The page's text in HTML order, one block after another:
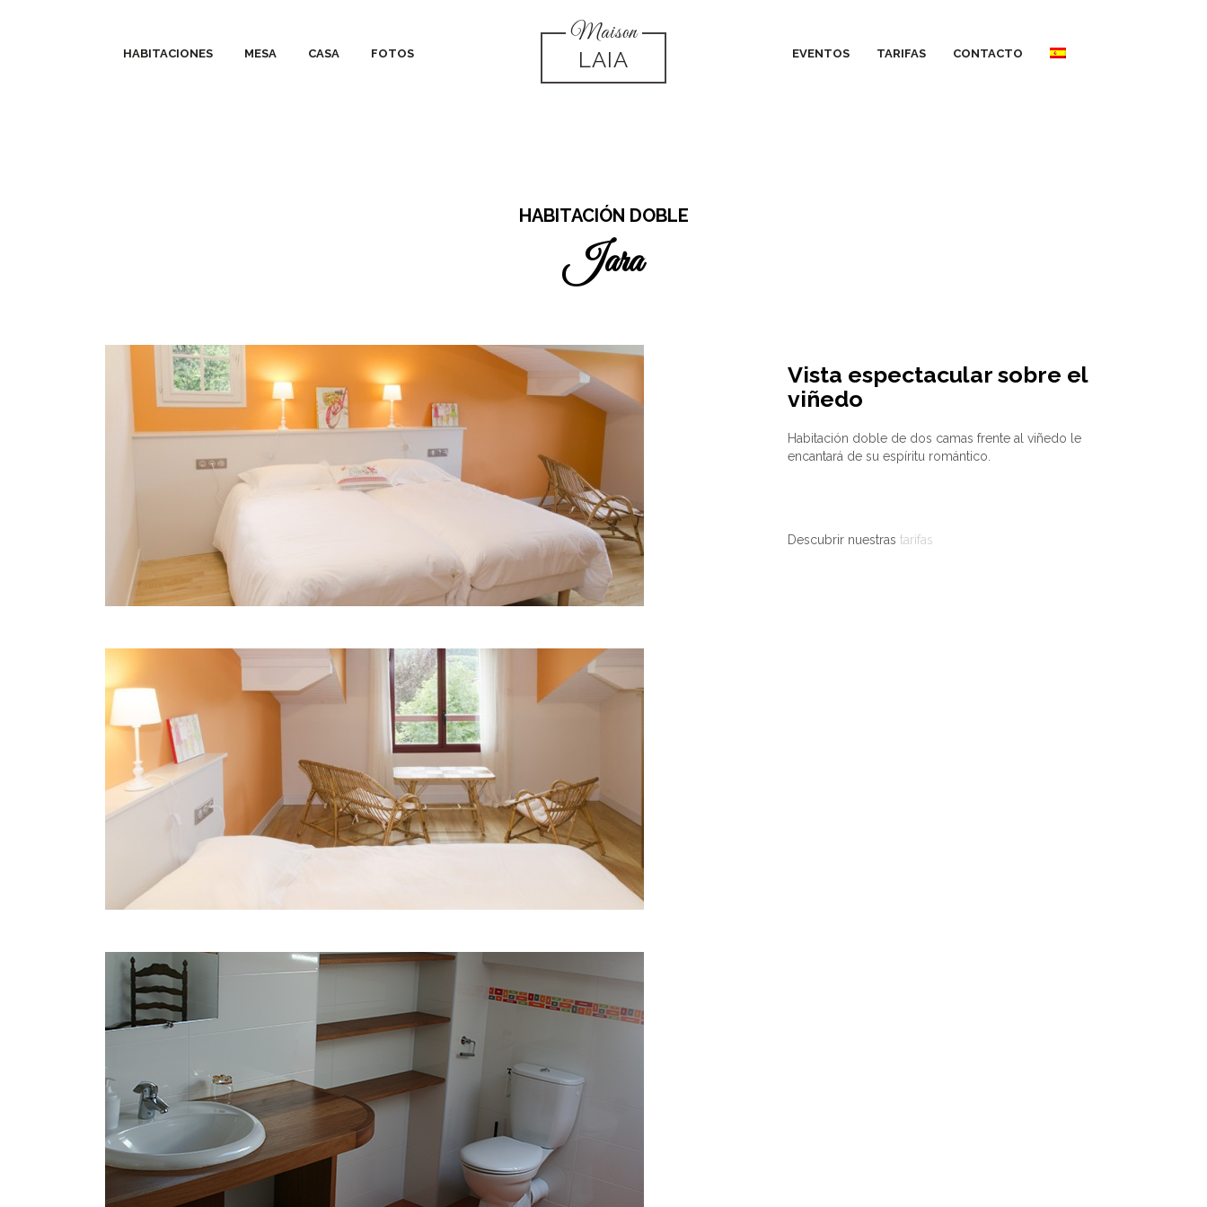
HABITACIONES MESA CASA FOTOS
Maison
LAIA EVENTOS TARIFAS CONTACTO
HABITACIÓN DOBLE
Jara
Vista espectacular sobre el
viñedo
Habitación doble de dos camas frente al viñedo le
encantará de su espíritu romántico.
Descubrir nuestras tarifas